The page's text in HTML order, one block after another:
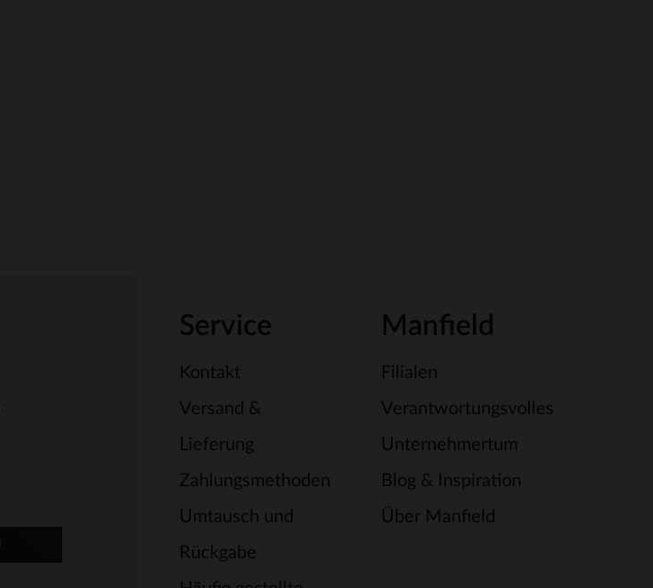
Service
Kontakt
Versand &
Lieferung
Zahlungsmethoden
Umtausch und
Rückgabe
Manfield
Filialen
Verantwortungsvolles
Unternehmertum
Blog & Inspiration
Über Manfield